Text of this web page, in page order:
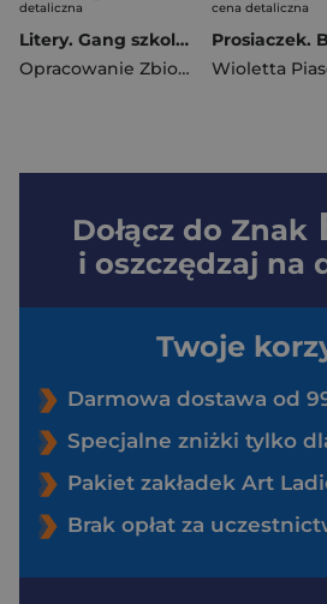
detaliczna
Litery. Gang szkolniaków
Opracowanie Zbiorowe
cena detaliczna
Wioletta
Dołącz do Znak
i oszczędzaj na
Twoje
Darmowa dostawa od
Specjalne zniżki tylko
Pakiet zakładek Art
Brak opłat za